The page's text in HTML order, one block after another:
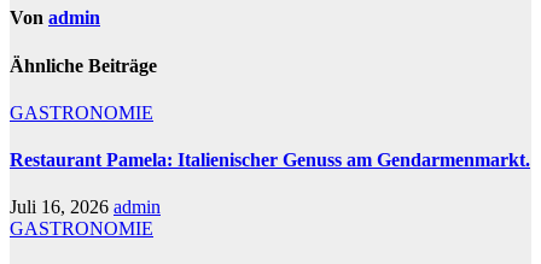
Von admin
Ähnliche Beiträge
GASTRONOMIE
Restaurant Pamela: Italienischer Genuss am Gendarmenmarkt.
Juli 16, 2026 admin
GASTRONOMIE